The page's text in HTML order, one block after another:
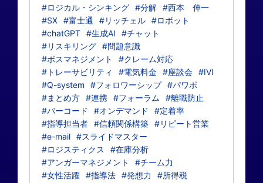
#ロジカル・シンキング #分解 #西本 伸一
#SX #富士通 #リッチェル #ロボット
#chatGPT #生成AI
#チャット
#リスキリング #問題意識
#ボスマネジメント
#クレーム対応
#トレーサビリティ
#電気料金 #座談会 #IVI
#Q-system
#フォロワーシップ #パワポ
#まとめ方 #連携 #フォーラム
#離職防止
#バーコード
#オンデマンド
#定着率
#指導担当者 #信頼関係構築 #リピート営業
#e-mail #スライドマスター
#ロジスティクス
#在庫分析
#アンガーマネジメント
#チーム力
#女性活躍 #指導法 #発想力 #所得税